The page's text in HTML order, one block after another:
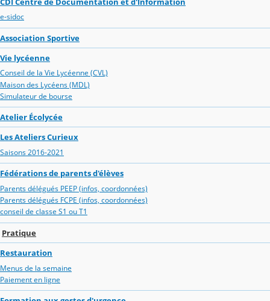
e-sidoc
Association Sportive
Vie lycéenne
Conseil de la Vie Lycéenne (CVL)
Maison des Lycéens (MDL)
Simulateur de bourse
Atelier Écolycée
Les Ateliers Curieux
Saisons 2016-2021
Fédérations de parents d'élèves
Parents délégués PEEP (infos, coordonnées)
Parents délégués FCPE (infos, coordonnées)
conseil de classe S1 ou T1
Pratique
Restauration
Menus de la semaine
Paiement en ligne